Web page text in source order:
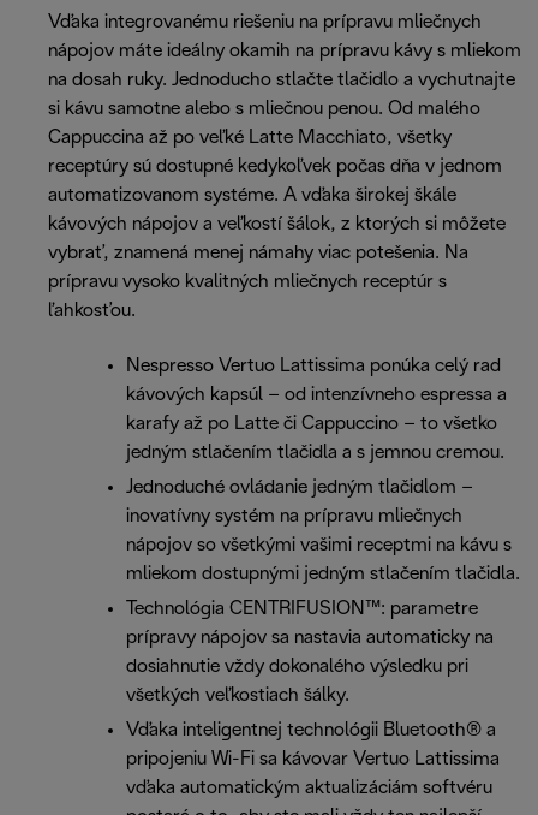
Vďaka integrovanému riešeniu na prípravu mliečnych
nápojov máte ideálny okamih na prípravu kávy s mliekom
na dosah ruky. Jednoducho stlačte tlačidlo a vychutnajte
si kávu samotne alebo s mliečnou penou. Od malého
Cappuccina až po veľké Latte Macchiato, všetky
receptúry sú dostupné kedykoľvek počas dňa v jednom
automatizovanom systéme. A vďaka širokej škále
kávových nápojov a veľkostí šálok, z ktorých si môžete
vybrať, znamená menej námahy viac potešenia. Na
prípravu vysoko kvalitných mliečnych receptúr s
ľahkosťou.
Nespresso Vertuo Lattissima ponúka celý rad
kávových kapsúl – od intenzívneho espressa a
karafy až po Latte či Cappuccino – to všetko
jedným stlačením tlačidla a s jemnou cremou.
Jednoduché ovládanie jedným tlačidlom –
inovatívny systém na prípravu mliečnych
nápojov so všetkými vašimi receptmi na kávu s
mliekom dostupnými jedným stlačením tlačidla.
Technológia CENTRIFUSION™: parametre
prípravy nápojov sa nastavia automaticky na
dosiahnutie vždy dokonalého výsledku pri
všetkých veľkostiach šálky.
Vďaka inteligentnej technológii Bluetooth® a
pripojeniu Wi-Fi sa kávovar Vertuo Lattissima
vďaka automatickým aktualizáciám softvéru